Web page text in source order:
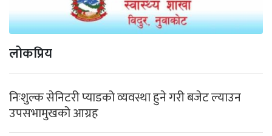
लोकप्रिय
निःशुल्क सेनिटरी प्याडको व्यवस्था हुने गरी बजेट ल्याउन
उपसभामुखको आग्रह